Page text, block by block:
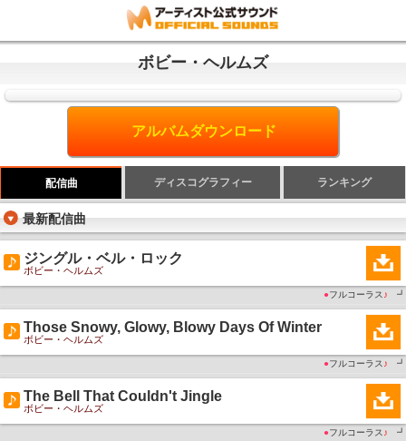
ボビー・ヘルムズ
アルバムダウンロード
配信曲 ディスコグラフィー ランキング
最新配信曲
ジングル・ベル・ロック
ボビー・ヘルムズ
●フルコーラス ♪ ┛
Those Snowy, Glowy, Blowy Days Of Winter
ボビー・ヘルムズ
●フルコーラス ♪ ┛
The Bell That Couldn't Jingle
ボビー・ヘルムズ
●フルコーラス ♪ ┛